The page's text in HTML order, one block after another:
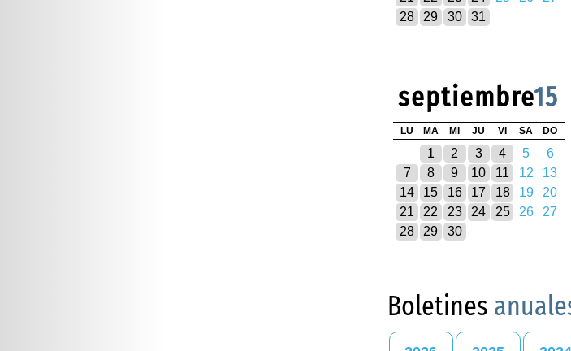
28
29 30 31
septiembre15
LU MA MI JU VI SA DO
1 2 3 4 5
6
7
8 9 10 11 12
13
14
15 16 17 18 19
20
21
22 23 24 25 26
27
28
29 30
Boletines